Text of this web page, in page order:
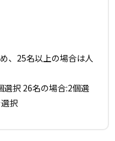
、25名以上の場合は人
選択 26名の場合:2個選
択